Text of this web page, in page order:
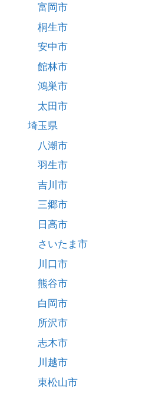
富岡市
桐生市
安中市
館林市
鴻巣市
太田市
埼玉県
八潮市
羽生市
吉川市
三郷市
日高市
さいたま市
川口市
熊谷市
白岡市
所沢市
志木市
川越市
東松山市